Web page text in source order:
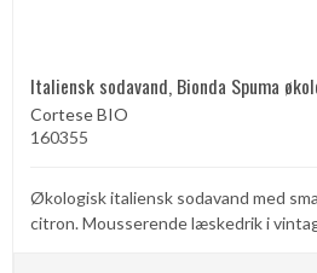
Italiensk sodavand, Bionda Spuma
Cortese BIO
160355
Økologisk italiensk sodavand med
citron. Mousserende læskedrik i